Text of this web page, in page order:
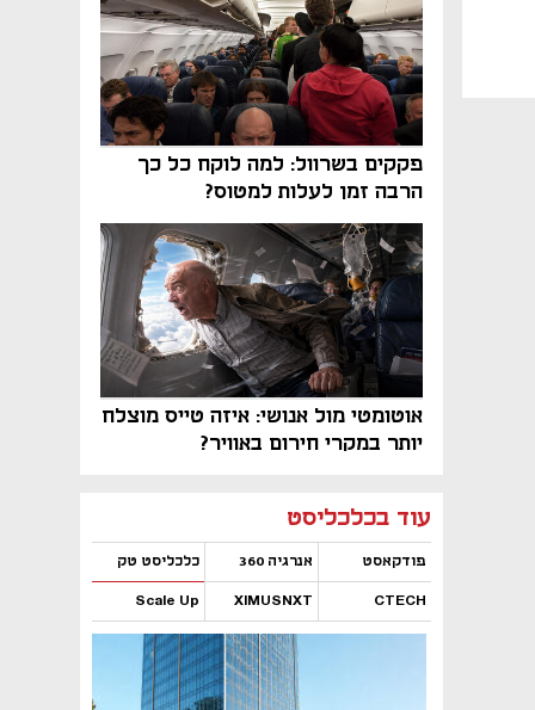
פקקים בשרוול: למה לוקח כל כך
הרבה זמן לעלות למטוס?
אוטומטי מול אנושי: איזה טייס מוצלח
יותר במקרי חירום באוויר?
עוד בכלכליסט
פודקאסט אנרגיה 360 כלכליסט טק
CTECH
XIMUSNXT
Scale Up
נפתח בכרטיסייה חדשה
נפתח בכרטיסייה חדשה